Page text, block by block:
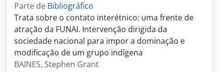
Parte de Bibliográfico
Trata sobre o contato interétnico: uma frente de
atração da FUNAI. Intervenção dirigida da
sociedade nacional para impor a dominação e
modificação de um grupo indígena
BAINES, Stephen Grant